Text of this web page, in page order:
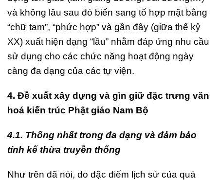
và không lâu sau đó biến sang tổ hợp mặt bằng
“chữ tam”, “phức hợp” và gần đây (giữa thế kỷ
XX) xuất hiện dạng “lầu” nhằm đáp ứng nhu cầu
sử dụng cho các chức năng hoạt động ngày
càng đa dạng của các tự viện.
4. Đề xuất xây dựng và gìn giữ đặc trưng văn
hoá kiến trúc Phật giáo Nam Bộ
4.1. Thống nhất trong đa dạng và đảm bảo
tính kế thừa truyền thống
Như trên đã nói, do đặc điểm lịch sử của quá